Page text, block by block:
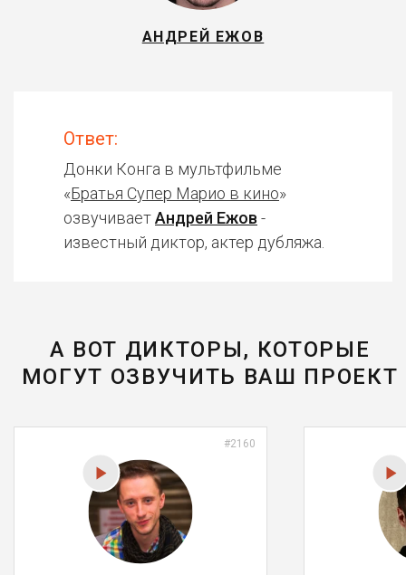
АНДРЕЙ ЕЖОВ
Ответ:
Донки Конга в мультфильме
«Братья Супер Марио в кино»
озвучиваетАндрей Ежов -
известный диктор, актер дубляжа.
А ВОТ ДИКТОРЫ, КОТОРЫЕ
МОГУТ ОЗВУЧИТЬ ВАШ ПРОЕКТ
#2160